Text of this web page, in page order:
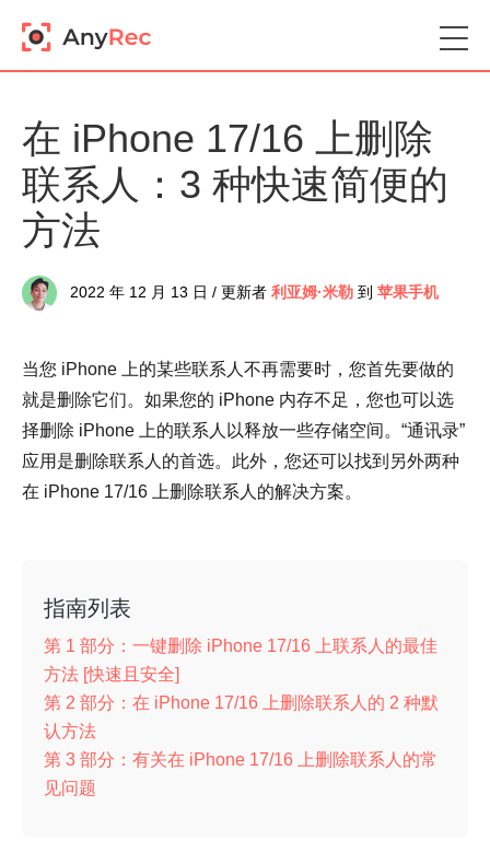
在 iPhone 17/16 上删除
联系人：3 种快速简便的
方法
2022 年 12 月 13 日 / 更新者 利亚姆·米勒 到 苹果手机
当您 iPhone 上的某些联系人不再需要时，您首先要做的
就是删除它们。如果您的 iPhone 内存不足，您也可以选
择删除 iPhone 上的联系人以释放一些存储空间。“通讯录”
应用是删除联系人的首选。此外，您还可以找到另外两种
在 iPhone 17/16 上删除联系人的解决方案。
指南列表
第 1 部分：一键删除 iPhone 17/16 上联系人的最佳
方法 [快速且安全]
第 2 部分：在 iPhone 17/16 上删除联系人的 2 种默
认方法
第 3 部分：有关在 iPhone 17/16 上删除联系人的常
见问题